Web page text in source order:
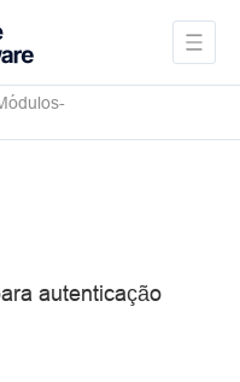
autenticação